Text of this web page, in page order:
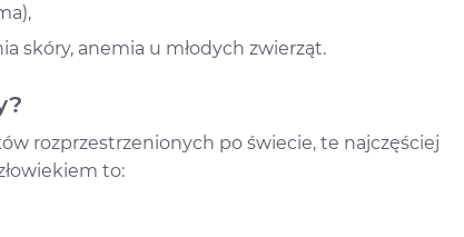
skóry, anemia u młodych zwierząt.
rozprzestrzenionych po świecie, te najczęściej
to: